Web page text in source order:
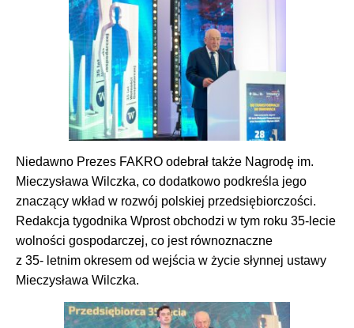
Niedawno Prezes FAKRO odebrał także Nagrodę im.
Mieczysława Wilczka, co dodatkowo podkreśla jego
znaczący wkład w rozwój polskiej przedsiębiorczości.
Redakcja tygodnika Wprost obchodzi w tym roku 35-lecie
wolności gospodarczej, co jest równoznaczne
z 35- letnim okresem od wejścia w życie słynnej ustawy
Mieczysława Wilczka.